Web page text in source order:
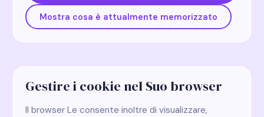
Mostra cosa è attualmente memorizzato
Gestire i cookie nel Suo browser
Il browser Le consente inoltre di visualizzare,